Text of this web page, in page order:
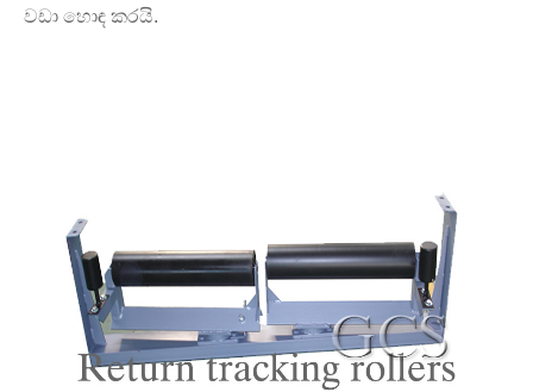
වඩා හොඳ කරයි.